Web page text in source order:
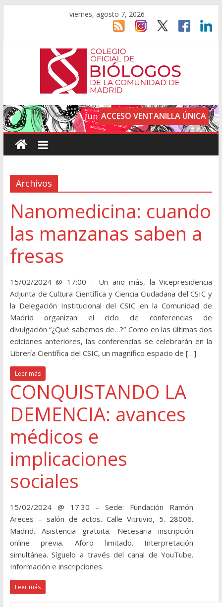
viernes, agosto 7, 2026
ACCESO VENTANILLA ÚNICA
Archivos
Nanomedicina: cuando
las manzanas saben a
fresas
15/02/2024 @ 17:00 – Un año más, la Vicepresidencia
Adjunta de Cultura Científica y Ciencia Ciudadana del CSIC y
la Delegación Institucional del CSIC en la Comunidad de
Madrid organizan el ciclo de conferencias de
divulgación “¿Qué sabemos de…?” Como en las últimas dos
ediciones anteriores, las conferencias se celebrarán en la
Librería Científica del CSIC, un magnífico espacio de […]
Leer más
CONQUISTANDO LA
DEMENCIA: avances
médicos e
implicaciones
sociales
15/02/2024 @ 17:30 – Sede: Fundación Ramón
Areces – salón de actos. Calle Vitruvio, 5. 28006.
Madrid. Asistencia gratuita. Necesaria inscripción
online previa. Aforo limitado. Interpretación
simultánea. Síguelo a través del canal de YouTube.
Información e inscripciones.
Leer más